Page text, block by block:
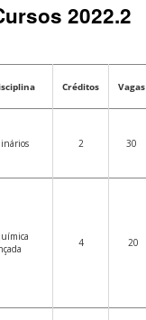
2022.2
Créditos Vagas
2 30
4 20